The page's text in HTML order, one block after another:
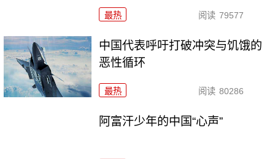
最热 阅读 79577
中国代表呼吁打破冲突与饥饿的
恶性循环
最热 阅读 80286
阿富汗少年的中国“心声”